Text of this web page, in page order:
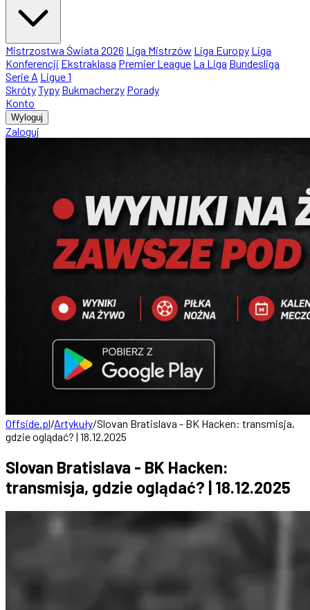
Mistrzostwa Świata 2026 Liga Mistrzów Liga Europy Liga
Konferencji Ekstraklasa Premier League La Liga Bundesliga
Serie A Ligue 1
SkrótyTypy Bukmacherzy Porady
Konto
Wyloguj
Zaloguj
Offside.pl/Artykuły/Slovan Bratislava - BK Hacken: transmisja,
gdzie oglądać? | 18.12.2025
Slovan Bratislava - BK Hacken:
transmisja, gdzie oglądać? | 18.12.2025